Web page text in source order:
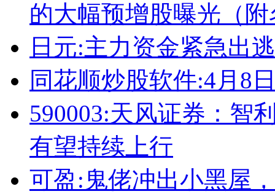
的大幅预增股曝光（附
日元:主力资金紧急出
同花顺炒股软件:4月8
590003:天风证券：智
有望持续上行
可盈:鬼佬冲出小黑屋